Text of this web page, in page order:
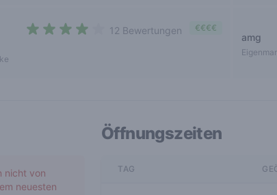
12 Bewertungen €€€€
amg
nicht von
neuesten
Öffnungszeiten
TAG